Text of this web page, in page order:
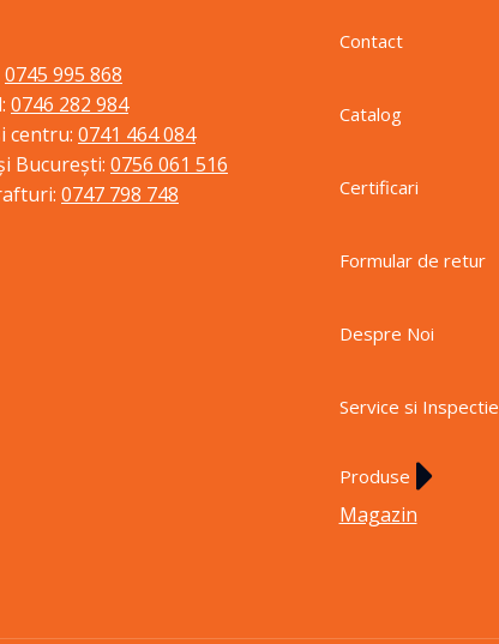
0745 995 868
0746 282 984
centru: 0741 464 084
București: 0756 061 516
0747 798 748
Contact
Catalog
Certificari
Formular de retur
Despre Noi
Service si Inspectie
Produse
Magazin